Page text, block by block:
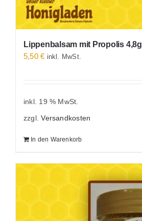
Lippenbalsam mit Propolis 4,8g
5,50€ inkl. MwSt.
inkl. 19 % MwSt.
zzgl.Versandkosten
In den Warenkorb